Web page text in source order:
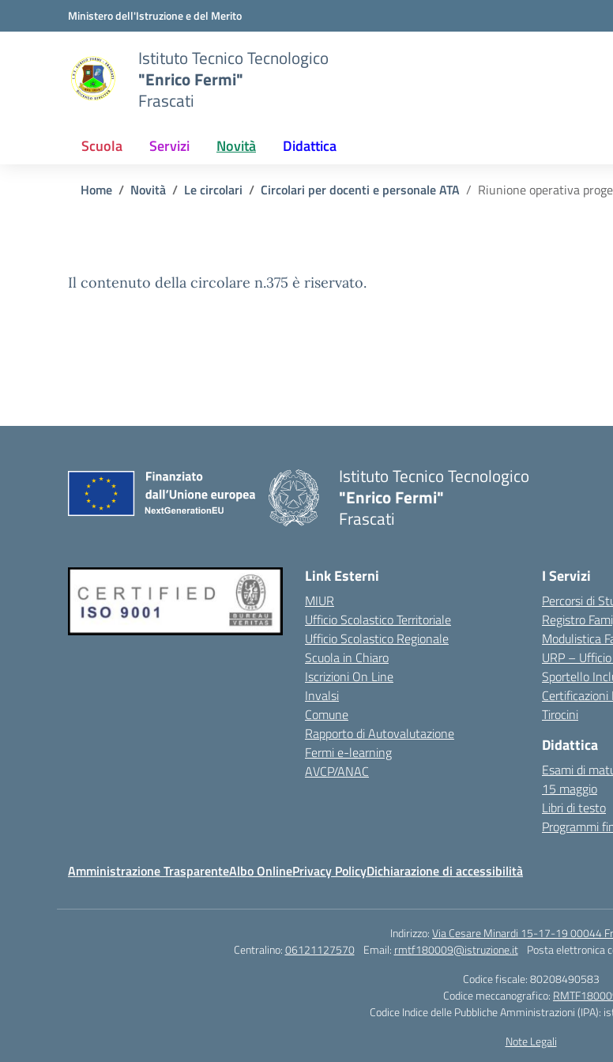
Vai ai contenuti
Vai al menu di navigazioneMinistero dell'Istruzione e del Merito
Istituto Tecnico Tecnologico
"Enrico Fermi"
Frascati
Scuola Servizi Novità Didattica
Home Novità Le circolari Circolari per docenti e personale ATA Riunione operativa
Il contenuto della circolare n.375 è riservato.
Istituto Tecnico Tecnologico
"Enrico Fermi"
Frascati
Link Esterni
MIUR
Ufficio Scolastico Territoriale
Ufficio Scolastico Regionale
Scuola in Chiaro
Iscrizioni On Line
Invalsi
Comune
Rapporto di Autovalutazione
Fermi e-learning
AVCP/ANAC
I Servizi
Percorsi di
Registro
Modulistica
URP –
Sportello
Tirocini
Didattica
Esami di
15 maggio
Libri di testo
Programmi
Amministrazione TrasparenteAlbo OnlinePrivacy PolicyDichiarazione di accessibilità
Indirizzo:Via Cesare Minardi 15-17-19 00044
Centralino:06121127570 Email: rmtf180009@istruzione.it Posta elettronica
Codice fiscale: 80208490583
Codice meccanografico:
Codice Indice delle Pubbliche Amministrazioni
Note Legali